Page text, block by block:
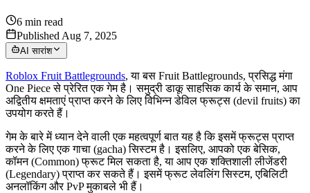
6 min read
Published Aug 7, 2025
AI सारांश
Roblox Fruit Battlegrounds, या बस Fruit Battlegrounds, प्रसिद्ध मंगा
One Piece से प्रेरित एक गेम है। समुद्री डाकू साहसिक कार्य के समान, आप
अद्वितीय क्षमताएं प्राप्त करने के लिए विभिन्न डेविल फ्रूट्स (devil fruits) का
उपयोग करते हैं।
गेम के बारे में ध्यान देने वाली एक महत्वपूर्ण बात यह है कि इसमें फ्रूट्स प्राप्त
करने के लिए एक गाचा (gacha) सिस्टम है। इसलिए, आपको एक बेसिक,
कॉमन (Common) फ्रूट मिल सकता है, या आप एक शक्तिशाली लीजेंडरी
(Legendary) प्राप्त कर सकते हैं। इसमें फ्रूट लेवलिंग सिस्टम, एबिलिटी
अनलॉकिंग और PvP मुकाबले भी हैं।